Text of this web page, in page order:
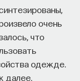
очень
что
одежде.
далее.
глобальных
помогает
через
и прямые